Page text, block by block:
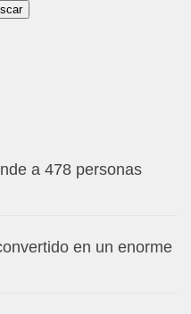
a 478 personas
en un enorme